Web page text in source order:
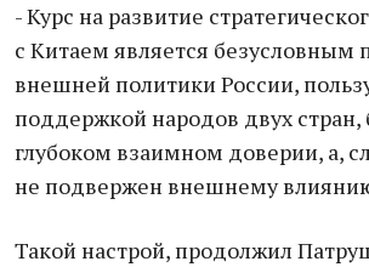
- Курс на развитие
с Китаем является безусловным
внешней политики России,
поддержкой народов двух стран,
глубоком взаимном доверии, а,
не подвержен внешнему
Такой настрой, продолжил